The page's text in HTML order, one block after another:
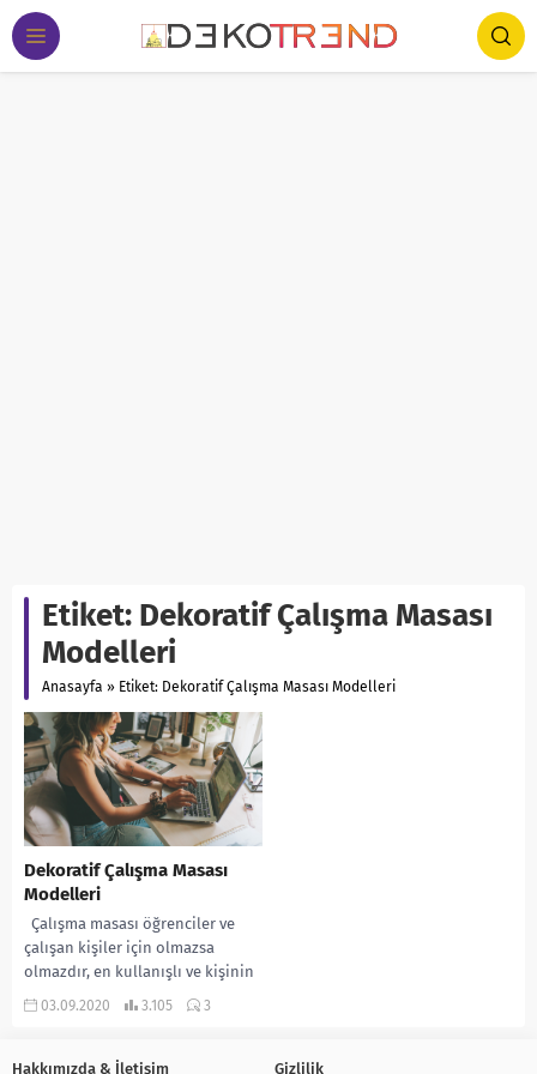
Etiket: Dekoratif Çalışma Masası
Modelleri
Anasayfa » Etiket: Dekoratif Çalışma Masası Modelleri
Dekoratif Çalışma Masası
Modelleri
Çalışma masası öğrenciler ve
çalışan kişiler için olmazsa
olmazdır, en kullanışlı ve kişinin
tarzını yansıtacak bir çalışma
03.09.2020 3.105 3
Hakkımızda & İletişim Gizlilik